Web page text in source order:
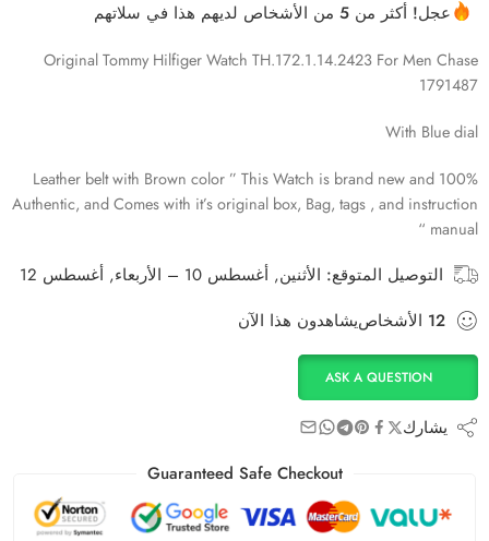
عجل! أكثر من 5 من الأشخاص لديهم هذا في سلاتهم
Original Tommy Hilfiger Watch TH.172.1.14.2423 For Men Chase
1791487
With Blue dial
Leather belt with Brown color ” This Watch is brand new and 100%
Authentic, and Comes with it’s original box, Bag, tags , and instruction
manual “
التوصيل المتوقع: الأثنين, أغسطس 10 – الأربعاء, أغسطس 12
12 الأشخاصيشاهدون هذا الآن
ASK A QUESTION
يشارك
Guaranteed Safe Checkout